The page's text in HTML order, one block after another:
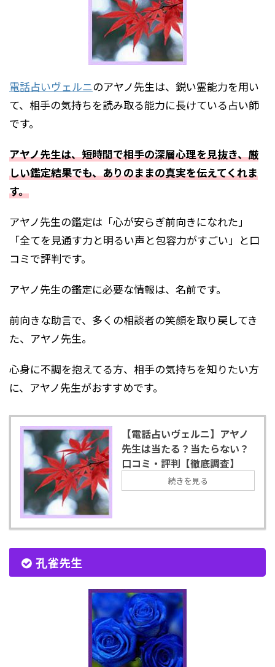
電話占いヴェルニのアヤノ先生は、鋭い霊能力を用い
て、相手の気持ちを読み取る能力に長けている占い師
です。
アヤノ先生は、短時間で相手の深層心理を見抜き、厳
しい鑑定結果でも、ありのままの真実を伝えてくれま
す。
アヤノ先生の鑑定は「心が安らぎ前向きになれた」
「全てを見通す力と明るい声と包容力がすごい」と口
コミで評判です。
アヤノ先生の鑑定に必要な情報は、名前です。
前向きな助言で、多くの相談者の笑顔を取り戻してき
た、アヤノ先生。
心身に不調を抱えてる方、相手の気持ちを知りたい方
に、アヤノ先生がおすすめです。
【電話占いヴェルニ】アヤノ
先生は当たる？当たらない？
口コミ・評判【徹底調査】
続きを見る
孔雀先生